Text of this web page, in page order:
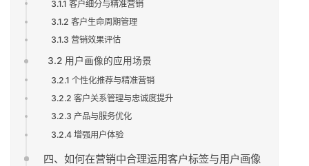
3.1.1 客户细分与精准营销
3.1.2 客户生命周期管理
3.1.3 营销效果评估
3.2 用户画像的应用场景
3.2.1 个性化推荐与精准营销
3.2.2 客户关系管理与忠诚度提升
3.2.3 产品与服务优化
3.2.4 增强用户体验
四、如何在营销中合理运用客户标签与用户画像